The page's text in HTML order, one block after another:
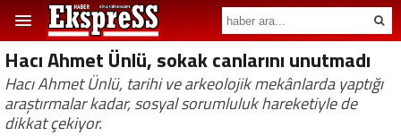
Hacı Ahmet Ünlü, sokak canlarını unutmadı
Hacı Ahmet Ünlü, tarihi ve arkeolojik mekânlarda yaptığı
araştırmalar kadar, sosyal sorumluluk hareketiyle de
dikkat çekiyor.